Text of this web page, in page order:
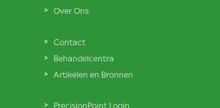
Over Ons
Contact
Behandelcentra
Artikelen en Bronnen
PrecisionPoint Login